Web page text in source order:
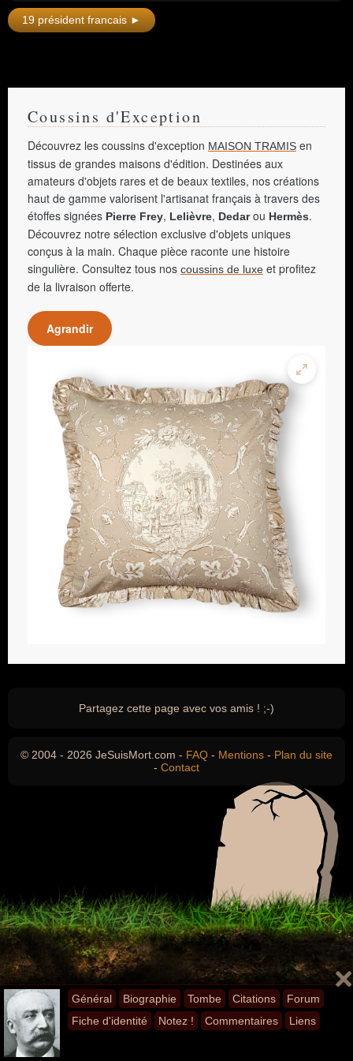
Général Biographie Tombe Citations
Forum
Fiche d'identité
Notez ! Commentaires Liens
pour un mouvement populaire (UMP), en
2002. Retiré de la vie politique, il siège
jusqu’en 2011 au Conseil constitutionnel,
président (1958-1959). En 1958, sous son
impulsion le territoire français de l'Oubangui-
Chari est transformé en un État baptisé «
19 président francais ►
Coussins d'Exception
Découvrez les coussins d'exception MAISON TRAMIS en
tissus de grandes maisons d'édition. Destinées aux
amateurs d'objets rares et de beaux textiles, nos créations
haut de gamme valorisent l'artisanat français à travers des
étoffes signées Pierre Frey, Lelièvre, Dedarou Hermès.
Découvrez notre sélection exclusive d'objets uniques
conçus à la main. Chaque pièce raconte une histoire
singulière. Consultez tous nos coussins de luxe et profitez
de la livraison offerte.
Agrandir
Partagez cette page avec vos amis ! ;-)
© 2004 - 2026 JeSuisMort.com - FAQ - Mentions - Plan du site
- Contact